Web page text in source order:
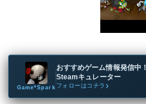
Game*Spark
おすすめゲーム情報発信中！
Steamキュレーター
フォローはコチラ